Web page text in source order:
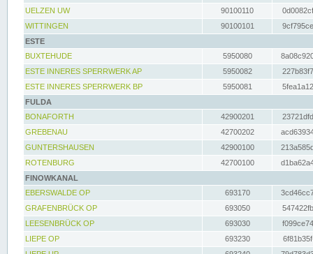
UELZEN UW
90100110
WITTINGEN
90100101
ESTE
BUXTEHUDE
5950080
ESTE INNERES SPERRWERK AP
5950082
ESTE INNERES SPERRWERK BP
5950081
FULDA
BONAFORTH
42900201
GREBENAU
42700202
GUNTERSHAUSEN
42900100
ROTENBURG
42700100
FINOWKANAL
EBERSWALDE OP
693170
GRAFENBRÜCK OP
693050
LEESENBRÜCK OP
693030
LIEPE OP
693230